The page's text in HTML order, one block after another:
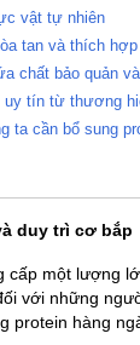
vật tự nhiên
tan và thích
chất bảo quản
uy tín từ thương
ta cần bổ sung
duy trì cơ bắp
cấp một lượng
với những
protein hàng